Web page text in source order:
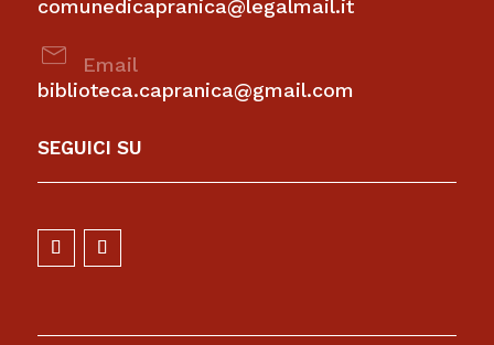
comunedicapranica@legalmail.it
mail
Email
biblioteca.capranica@gmail.com
SEGUICI SU